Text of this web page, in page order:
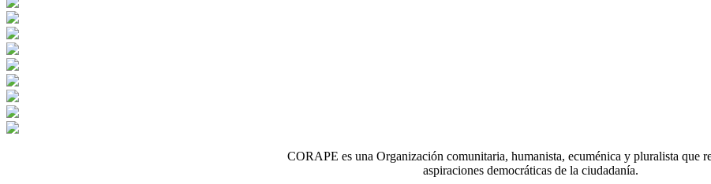
CORAPE es una Organización comunitaria, humanista, ecuménica y pluralista que
aspiraciones democráticas de la ciudadanía.